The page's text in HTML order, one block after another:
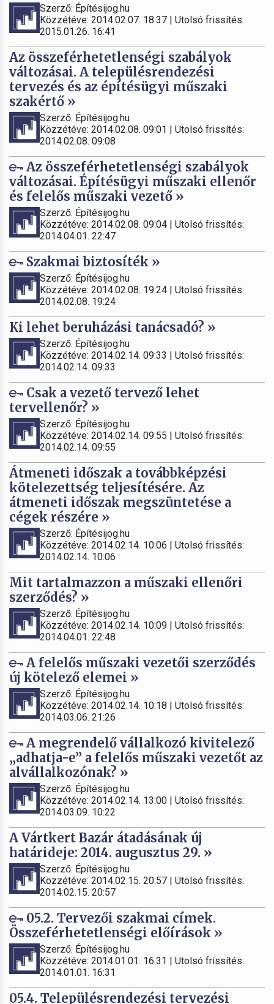
Szerző: Építésijog.hu
Közzétéve: 2014.02.07. 18:37 | Utolsó frissítés:
2015.01.26. 16:41
Az összeférhetetlenségi szabályok
változásai. A településrendezési
tervezés és az építésügyi műszaki
szakértő »
Szerző: Építésijog.hu
Közzétéve: 2014.02.08. 09:01 | Utolsó frissítés:
2014.02.08. 09:08
Az összeférhetetlenségi szabályok
változásai. Építésügyi műszaki ellenőr
és felelős műszaki vezető »
Szerző: Építésijog.hu
Közzétéve: 2014.02.08. 09:04 | Utolsó frissítés:
2014.04.01. 22:47
Szakmai biztosíték »
Szerző: Építésijog.hu
Közzétéve: 2014.02.08. 19:24 | Utolsó frissítés:
2014.02.08. 19:24
Ki lehet beruházási tanácsadó? »
Szerző: Építésijog.hu
Közzétéve: 2014.02.14. 09:33 | Utolsó frissítés:
2014.02.14. 09:33
Csak a vezető tervező lehet
tervellenőr? »
Szerző: Építésijog.hu
Közzétéve: 2014.02.14. 09:55 | Utolsó frissítés:
2014.02.14. 09:55
Átmeneti időszak a továbbképzési
kötelezettség teljesítésére. Az
átmeneti időszak megszüntetése a
cégek részére »
Szerző: Építésijog.hu
Közzétéve: 2014.02.14. 10:06 | Utolsó frissítés:
2014.02.14. 10:06
Mit tartalmazzon a műszaki ellenőri
szerződés? »
Szerző: Építésijog.hu
Közzétéve: 2014.02.14. 10:09 | Utolsó frissítés:
2014.04.01. 22:48
A felelős műszaki vezetői szerződés
új kötelező elemei »
Szerző: Építésijog.hu
Közzétéve: 2014.02.14. 10:18 | Utolsó frissítés:
2014.03.06. 21:26
A megrendelő vállalkozó kivitelező
„adhatja-e” a felelős műszaki vezetőt az
alvállalkozónak? »
Szerző: Építésijog.hu
Közzétéve: 2014.02.14. 13:00 | Utolsó frissítés:
2014.03.09. 10:22
A Vártkert Bazár átadásának új
határideje: 2014. augusztus 29. »
Szerző: Építésijog.hu
Közzétéve: 2014.02.15. 20:57 | Utolsó frissítés:
2014.02.15. 20:57
05.2. Tervezői szakmai címek.
Összeférhetetlenségi előírások »
Szerző: Építésijog.hu
Közzétéve: 2014.01.01. 16:31 | Utolsó frissítés:
2014.01.01. 16:31
05.4. Településrendezési tervezési